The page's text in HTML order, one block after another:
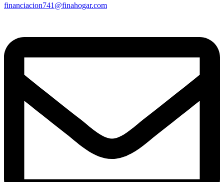
financiacion741@finahogar.com